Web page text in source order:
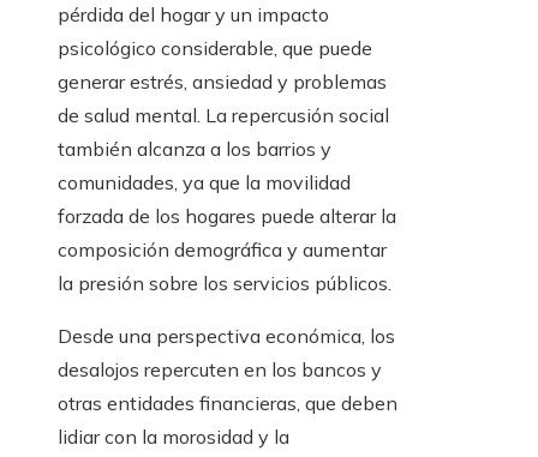
pérdida del hogar y un impacto
psicológico considerable, que puede
generar estrés, ansiedad y problemas
de salud mental. La repercusión social
también alcanza a los barrios y
comunidades, ya que la movilidad
forzada de los hogares puede alterar la
composición demográfica y aumentar
la presión sobre los servicios públicos.
Desde una perspectiva económica, los
desalojos repercuten en los bancos y
otras entidades financieras, que deben
lidiar con la morosidad y la